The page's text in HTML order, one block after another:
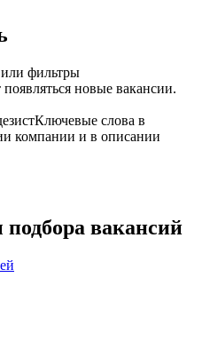
или фильтры
новые вакансии.
Ключевые слова в
компании и в описании
вакансий